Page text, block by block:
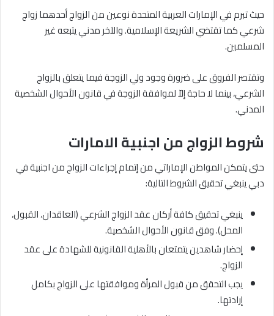
حيث تبرم في الإمارات العربية المتحدة نوعين من الزواج أحدهما زواج
شرعي كما تقتضي الشريعة الإسلامية. والآخر مدني يتبعه غير
المسلمين.
وتقتصر الفروق على ضرورة وجود ولي الزوجة فيما يتعلق بالزواج
الشرعي، بينما لا حاجة إلاّ لموافقة الزوجة في قانون الأحوال الشخصية
المدني.
شروط الزواج من اجنبية الامارات
حتى يتمكن المواطن الإماراتي من إتمام إجراءات الزواج من اجنبية في
دبي ينبغي تحقيق الشروط التالية:
ينبغي تحقيق كافة أركان عقد الزواج الشرعي (العاقدان، القبول،
المحل). وفق قانون الأحوال الشخصية.
إحضار شاهدين يتمتعان بالأهلية القانونية للشهادة على عقد
الزواج.
يجب التحقق من قبول المرأة وموافقتها على الزواج بكامل
إرادتها.